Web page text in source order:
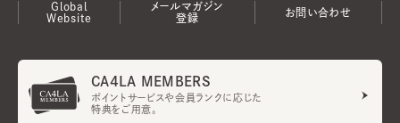
Global
Website
メールマガジン
登録
お問い合わせ
CA4LA MEMBERS
ポイントサービスや会員ランクに応じた
特典をご用意。